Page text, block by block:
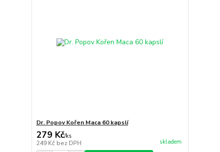
Dr. Popov Kořen Maca 60 kapslí
279 Kč/ks
249 Kč bez DPH skladem